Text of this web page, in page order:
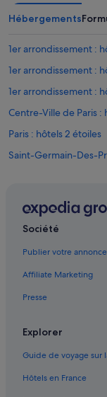
Hébergements
1er arrondissement :
1er arrondissement :
1er arrondissement :
Centre-Ville de Paris :
Paris : hôtels 2 étoiles
Saint-Germain-Des-
4e arrondissement :
Bonne-Nouvelle :
Bonne-Nouvelle :
compagnie
Centre-Ville de Paris
Centre-Ville de Paris
Société
Publier votre annonce
Affiliate Marketing
Presse
Explorer
Guide de voyage sur
Hôtels en France